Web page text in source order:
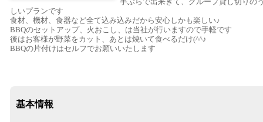
しいプランです
食材、機材、食器など全て込み込みだから安心しかも楽しい♪
BBQのセットアップ、火おこし、は当社が行いますので手軽です
後はお客様が野菜をカット、あとは焼いて食べるだけ(^^♪
BBQの片付けはセルフでお願いいたします
基本情報